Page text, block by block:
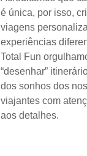
é única, por isso,
viagens
experiências
Total Fun
“desenhar”
dos sonhos dos
viajantes com
aos detalhes.